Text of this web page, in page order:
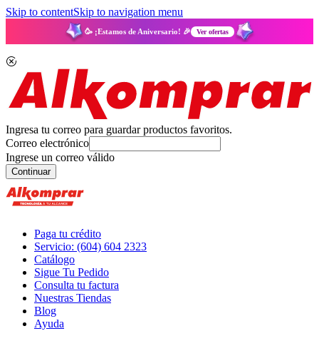
Skip to contentSkip to navigation menu
🥳 ¡Estamos de Aniversario! 🎉 Ver ofertas
Ingresa tu correo para guardar productos favoritos.
Correo electrónico
Ingrese un correo válido
Continuar
Paga tu crédito
Servicio: (604) 604 2323
Catálogo
Sigue Tu Pedido
Consulta tu factura
Nuestras Tiendas
Blog
Ayuda